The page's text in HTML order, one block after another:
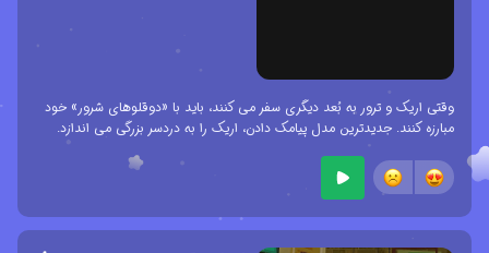
وقتی اریک و ترور به بُعد دیگری سفر می کنند، باید با «دوقلوهای شرور» خود
مبارزه کنند. جدیدترین مدل پیامک دادن، اریک را به دردسر بزرگی می اندازد.